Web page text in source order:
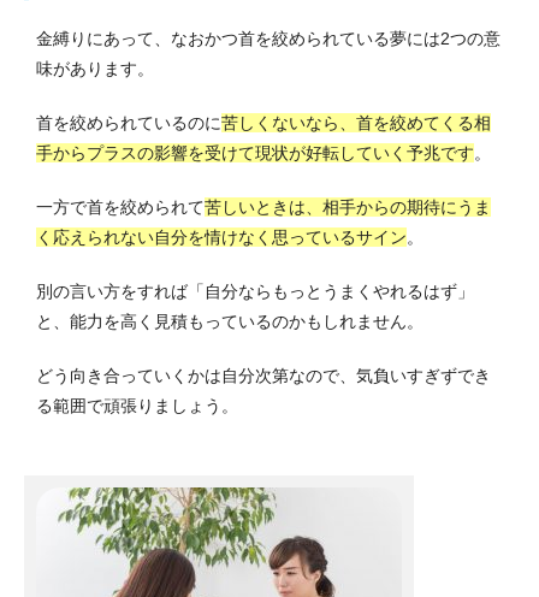
金縛りにあって、なおかつ首を絞められている夢には2つの意
味があります。
首を絞められているのに苦しくないなら、首を絞めてくる相
手からプラスの影響を受けて現状が好転していく予兆です。
一方で首を絞められて苦しいときは、相手からの期待にうま
く応えられない自分を情けなく思っているサイン。
別の言い方をすれば「自分ならもっとうまくやれるはず」
と、能力を高く見積もっているのかもしれません。
どう向き合っていくかは自分次第なので、気負いすぎずでき
る範囲で頑張りましょう。